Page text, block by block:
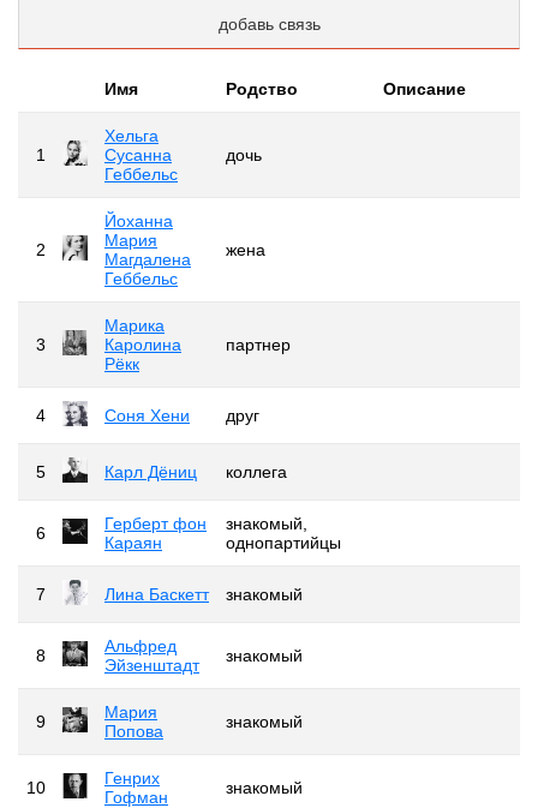
добавь связь
Имя Родство Описание
1
Хельга
Сусанна
Геббельс
дочь
2
Йоханна
Мария
Магдалена
Геббельс
жена
3
Марика
Каролина
Рёкк
партнер
4 Соня Хени друг
5 Карл Дёниц коллега
6
Герберт фон
Караян
знакомый,
однопартийцы
7 Лина Баскетт знакомый
8
Альфред
Эйзенштадт
знакомый
9
Мария
Попова
знакомый
10
Генрих
Гофман
знакомый